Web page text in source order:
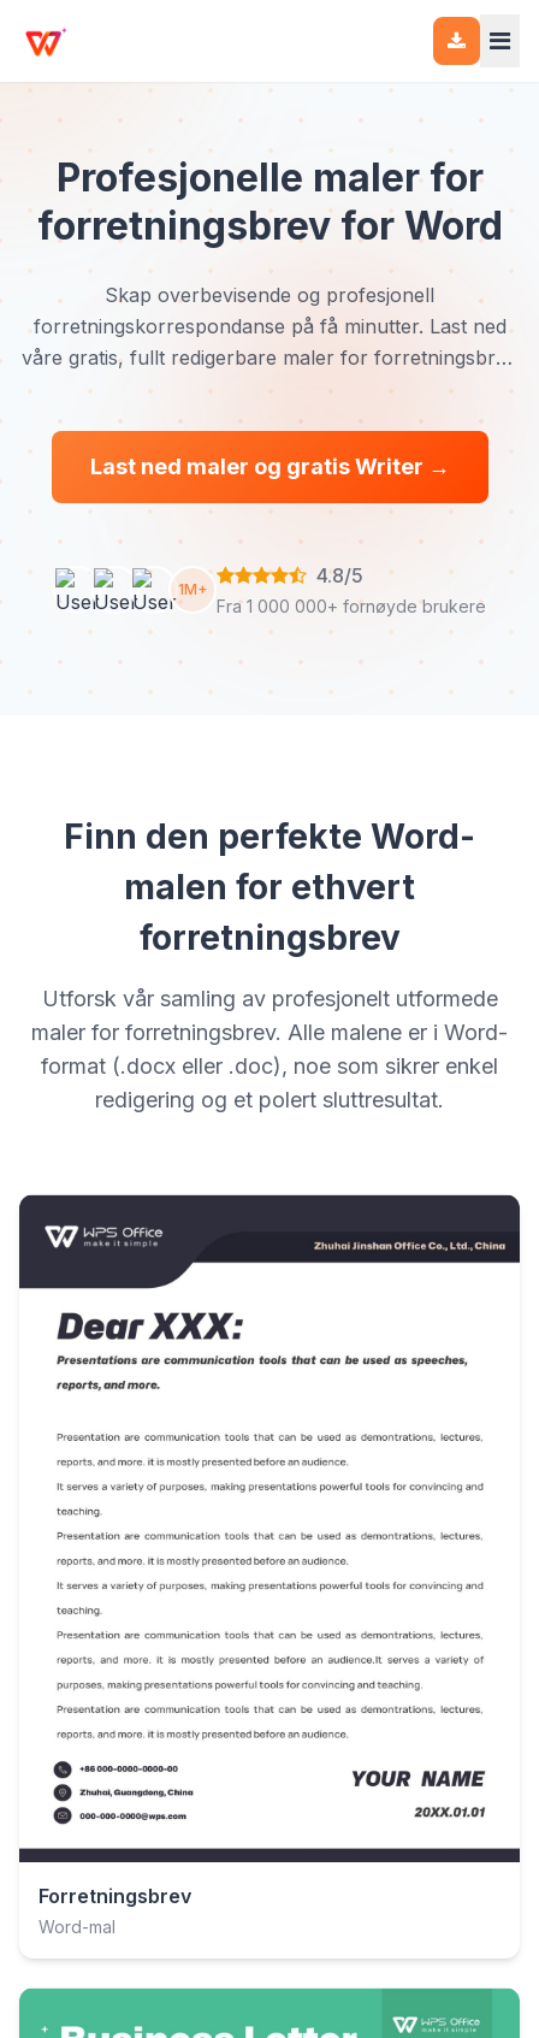
Profesjonelle maler for
forretningsbrev for Word
Skap overbevisende og profesjonell
forretningskorrespondanse på få minutter. Last ned
våre gratis, fullt redigerbare maler for forretningsbrev
for Word for å håndtere alt fra følgebrev til formelle
henvendelser – enkelt og stilfullt.
Last ned maler og gratis Writer →
1M+
4.8/5
Fra 1 000 000+ fornøyde brukere
Finn den perfekte Word-
malen for ethvert
forretningsbrev
Utforsk vår samling av profesjonelt utformede
maler for forretningsbrev. Alle malene er i Word-
format (.docx eller .doc), noe som sikrer enkel
redigering og et polert sluttresultat.
Forretningsbrev
Word-mal